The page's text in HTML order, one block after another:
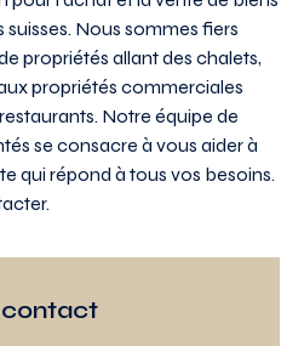
Nous sommes fiers
propriétés allant des chalets,
propriétés commerciales
Notre équipe de
se consacre à vous aider à
qui répond à tous vos besoins.
contact